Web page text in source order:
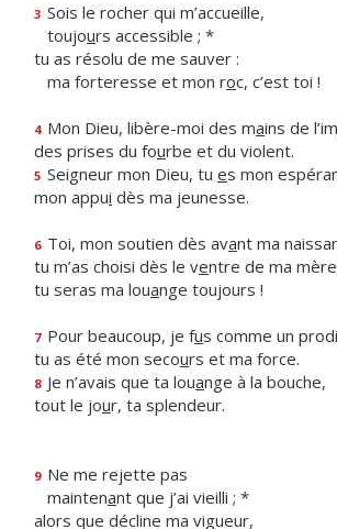
3 Sois le rocher qui m’accueille,
toujours accessible ; *
tu as résolu de me sauver :
ma forteresse et mon roc, c’est toi !
4 Mon Dieu, libère-moi des mains de
des prises du fourbe et du violent.
5 Seigneur mon Dieu, tu es mon
mon appui dès ma jeunesse.
6 Toi, mon soutien dès avant ma
tu m’as choisi dès le ventre de ma
tu seras ma louange toujours !
7 Pour beaucoup, je fus comme un
tu as été mon secours et ma force.
8 Je n’avais que ta louange à la bouche,
tout le jour, ta splendeur.
9 Ne me rejette pas
maintenant que j’ai vieilli ; *
alors que décline ma vigueur,